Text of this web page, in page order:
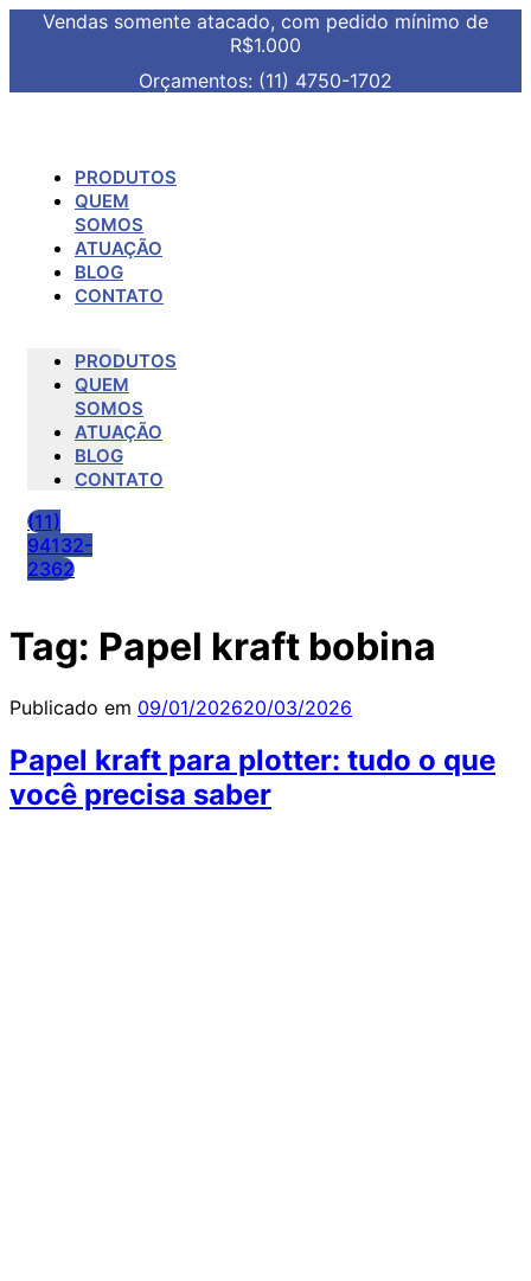
Vendas somente atacado, com pedido mínimo de
R$1.000
Orçamentos: (11) 4750-1702
PRODUTOS
QUEM
SOMOS
ATUAÇÃO
BLOG
CONTATO
PRODUTOS
QUEM
SOMOS
ATUAÇÃO
BLOG
CONTATO
(11)
94132-
2362
Tag: Papel kraft bobina
Publicado em 09/01/202620/03/2026
Papel kraft para plotter: tudo o que
você precisa saber